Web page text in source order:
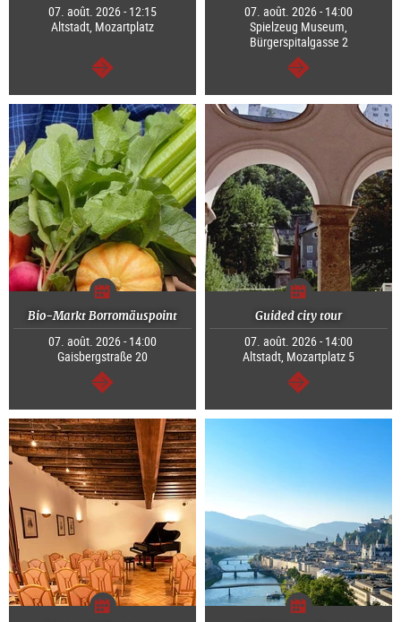
07. août. 2026 - 12:15
Altstadt, Mozartplatz
Continuer
07. août. 2026 - 14:00
Spielzeug Museum,
Bürgerspitalgasse 2
Continuer
Bio-Markt Borromäuspoint
07. août. 2026 - 14:00
Gaisbergstraße 20
Continuer
Guided city tour
07. août. 2026 - 14:00
Altstadt, Mozartplatz 5
Continuer